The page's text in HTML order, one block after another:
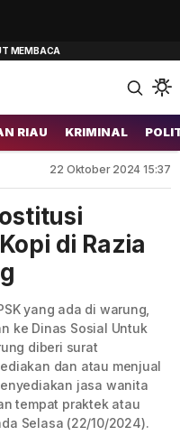
RIAU KRIMINAL
22 Oktober 2024 15:37
di Razia
yang ada di warung,
ke Dinas Sosial Untuk
diberi surat
dan atau menjual
jasa wanita
tempat praktek atau
Selasa (22/10/2024).